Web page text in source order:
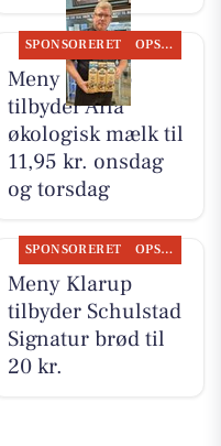
SPONSORERET OPSLAGSTAVLEN
Meny Klarup
tilbyder Arla
økologisk mælk til
11,95 kr. onsdag
og torsdag
SPONSORERET OPSLAGSTAVLEN
Meny Klarup
tilbyder Schulstad
Signatur brød til
20 kr.